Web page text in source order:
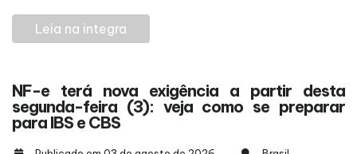
Leia na integra
NF-e terá nova exigência a partir desta
segunda-feira (3): veja como se preparar
para IBS e CBS